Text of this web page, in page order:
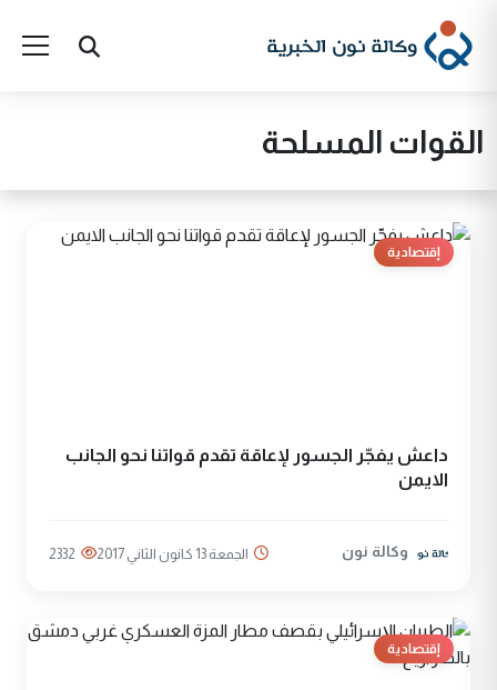
القوات المسلحة
إقتصادية
داعش يفجّر الجسور لإعاقة تقدم قواتنا نحو الجانب
الايمن
وكالة نون الجمعة 13 كانون الثاني 2017 2332
إقتصادية